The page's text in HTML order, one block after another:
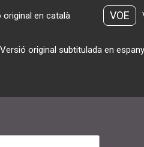
original en català VOE
Versió original subtitulada en